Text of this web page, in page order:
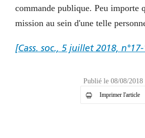
commande publique. Peu importe
mission au sein d'une telle
[Cass. soc., 5 juillet 2018,
Publié le 08/08/2018
Imprimer l'article